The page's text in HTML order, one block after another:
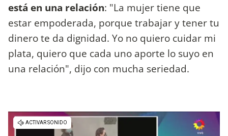
está en una relación: "La mujer tiene que
estar empoderada, porque trabajar y tener tu
dinero te da dignidad. Yo no quiero cuidar mi
plata, quiero que cada uno aporte lo suyo en
una relación", dijo con mucha seriedad.